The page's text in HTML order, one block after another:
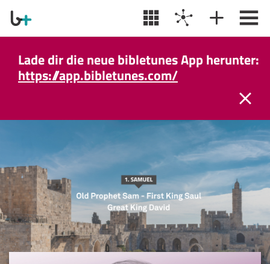
Lade dir die neue bibletunes App herunter:
https://app.bibletunes.com/